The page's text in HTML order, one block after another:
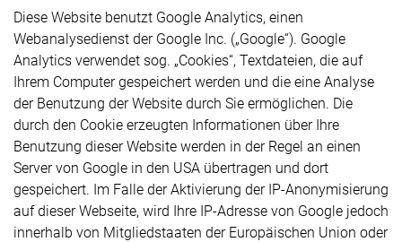
Diese Website benutzt Google Analytics, einen
Webanalysedienst der Google Inc. („Google“). Google
Analytics verwendet sog. „Cookies“, Textdateien, die auf
Ihrem Computer gespeichert werden und die eine Analyse
der Benutzung der Website durch Sie ermöglichen. Die
durch den Cookie erzeugten Informationen über Ihre
Benutzung dieser Website werden in der Regel an einen
Server von Google in den USA übertragen und dort
gespeichert. Im Falle der Aktivierung der IP-Anonymisierung
auf dieser Webseite, wird Ihre IP-Adresse von Google jedoch
innerhalb von Mitgliedstaaten der Europäischen Union oder